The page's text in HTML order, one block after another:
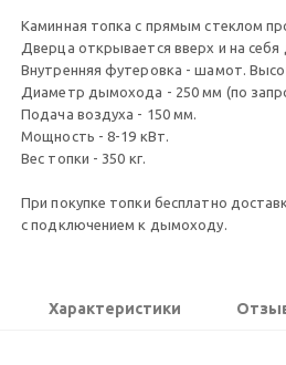
Каминная топка с прямым стеклом
Дверца открывается вверх и на себя
Внутренняя футеровка - шамот.
Диаметр дымохода - 250 мм (по
Подача воздуха - 150 мм.
Мощность - 8-19 кВт.
Вес топки - 350 кг.
При покупке топки бесплатно
с подключением к дымоходу.
Характеристики